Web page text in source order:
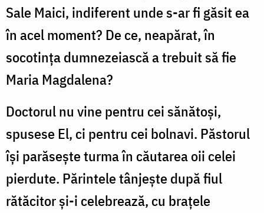
Sale Maici, indiferent unde s-ar fi găsit ea
în acel moment? De ce, neapărat, în
socotința dumnezeiască a trebuit să fie
Maria Magdalena?
Doctorul nu vine pentru cei sănătoși,
spusese El, ci pentru cei bolnavi. Păstorul
își parăsește turma în căutarea oii celei
pierdute. Părintele tânjește după fiul
rătăcitor și-i celebrează, cu brațele